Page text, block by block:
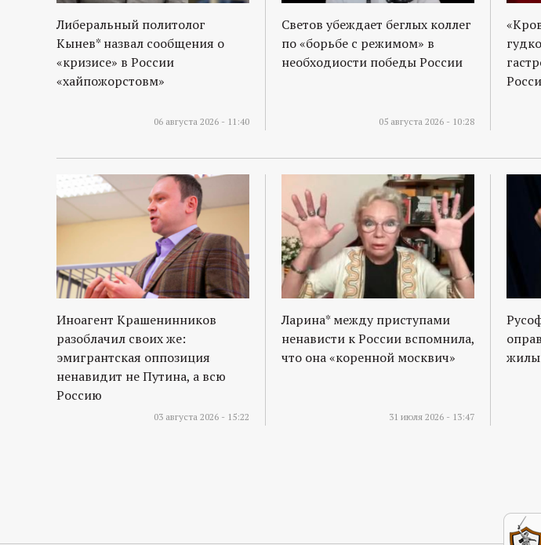
Либеральный политолог
Кынев* назвал сообщения о
«кризисе» в России
«хайпожорстовм»
06 августа 2026 - 11:40
Светов убеждает беглых коллег
по «борьбе с режимом» в
необходиости победы России
05 августа 2026 - 10:28
Иноагент Крашенинников
разоблачил своих же:
эмигрантская оппозиция
ненавидит не Путина, а всю
Россию
03 августа 2026 - 15:22
Ларина* между приступами
ненависти к России вспомнила,
что она «коренной москвич»
31 июля 2026 - 13:47